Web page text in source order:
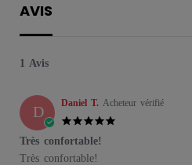
AVIS
1 Avis
D Daniel T. Acheteur vérifié
Très confortable!
Review by Daniel T. on 30 Nov 2022
review stating Très confortable!
Très confortable!